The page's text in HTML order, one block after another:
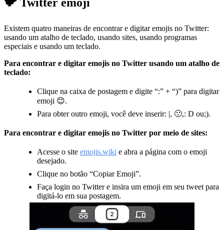
🐦 Twitter emoji
Existem quatro maneiras de encontrar e digitar emojis no Twitter:
usando um atalho de teclado, usando sites, usando programas
especiais e usando um teclado.
Para encontrar e digitar emojis no Twitter usando um atalho de
teclado:
Clique na caixa de postagem e digite “:” + “)” para digitar
emoji 😊.
Para obter outro emoji, você deve inserir: |, 🙁,: D ou;).
Para encontrar e digitar emojis no Twitter por meio de sites:
Acesse o site emojis.wiki e abra a página com o emoji
desejado.
Clique no botão “Copiar Emoji”.
Faça login no Twitter e insira um emoji em seu tweet para
digitá-lo em sua postagem.